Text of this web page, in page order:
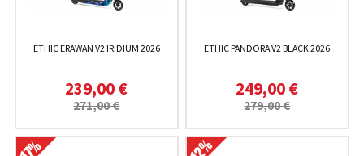
ETHIC ERAWAN V2 IRIDIUM 2026
239,00 €
271,00 €
ETHIC PANDORA V2 BLACK 2026
249,00 €
279,00 €